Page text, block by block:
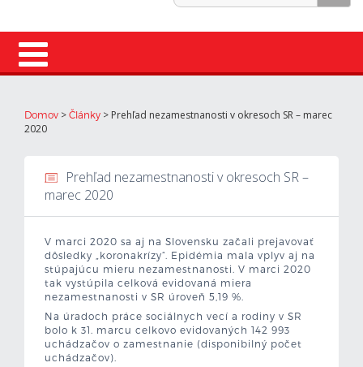
Mzdová kalkulačka
Vytvor si životopis
Uchádzači
Zamestnávatelia
O nás
Domov > Články > Prehľad nezamestnanosti v okresoch SR – marec
2020
Prehľad nezamestnanosti v okresoch SR –
marec 2020
V marci 2020 sa aj na Slovensku začali prejavovať
dôsledky „koronakrízy“. Epidémia mala vplyv aj na
stúpajúcu mieru nezamestnanosti. V marci 2020
tak vystúpila celková evidovaná miera
nezamestnanosti v SR úroveň 5,19 %.
Na úradoch práce sociálnych vecí a rodiny v SR
bolo k 31. marcu celkovo evidovaných 142 993
uchádzačov o zamestnanie (disponibilný počet
uchádzačov).